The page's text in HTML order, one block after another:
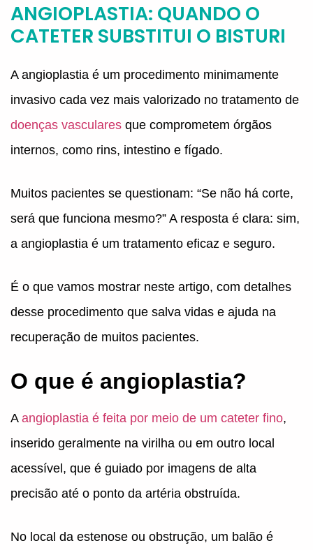
ANGIOPLASTIA: QUANDO O
CATETER SUBSTITUI O BISTURI
A angioplastia é um procedimento minimamente
invasivo cada vez mais valorizado no tratamento de
doenças vasculares que comprometem órgãos
internos, como rins, intestino e fígado.
Muitos pacientes se questionam: “Se não há corte,
será que funciona mesmo?” A resposta é clara: sim,
a angioplastia é um tratamento eficaz e seguro.
É o que vamos mostrar neste artigo, com detalhes
desse procedimento que salva vidas e ajuda na
recuperação de muitos pacientes.
O que é angioplastia?
A angioplastia é feita por meio de um cateter fino,
inserido geralmente na virilha ou em outro local
acessível, que é guiado por imagens de alta
precisão até o ponto da artéria obstruída.
No local da estenose ou obstrução, um balão é